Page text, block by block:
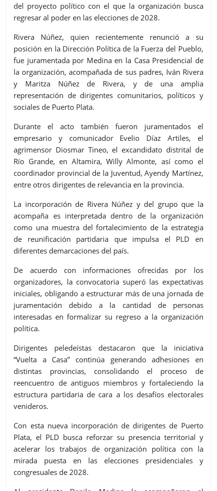
del proyecto político con el que la organización busca
regresar al poder en las elecciones de 2028.
Rivera Núñez, quien recientemente renunció a su
posición en la Dirección Política de la Fuerza del Pueblo,
fue juramentada por Medina en la Casa Presidencial de
la organización, acompañada de sus padres, Iván Rivera
y Maritza Núñez de Rivera, y de una amplia
representación de dirigentes comunitarios, políticos y
sociales de Puerto Plata.
Durante el acto también fueron juramentados el
empresario y comunicador Evelio Díaz Artiles, el
agrimensor Diosmar Tineo, el excandidato distrital de
Río Grande, en Altamira, Willy Almonte, así como el
coordinador provincial de la Juventud, Ayendy Martínez,
entre otros dirigentes de relevancia en la provincia.
La incorporación de Rivera Núñez y del grupo que la
acompaña es interpretada dentro de la organización
como una muestra del fortalecimiento de la estrategia
de reunificación partidaria que impulsa el PLD en
diferentes demarcaciones del país.
De acuerdo con informaciones ofrecidas por los
organizadores, la convocatoria superó las expectativas
iniciales, obligando a estructurar más de una jornada de
juramentación debido a la cantidad de personas
interesadas en formalizar su regreso a la organización
política.
Dirigentes peledeístas destacaron que la iniciativa
“Vuelta a Casa” continúa generando adhesiones en
distintas provincias, consolidando el proceso de
reencuentro de antiguos miembros y fortaleciendo la
estructura partidaria de cara a los desafíos electorales
venideros.
Con esta nueva incorporación de dirigentes de Puerto
Plata, el PLD busca reforzar su presencia territorial y
acelerar los trabajos de organización política con la
mirada puesta en las elecciones presidenciales y
congresuales de 2028.